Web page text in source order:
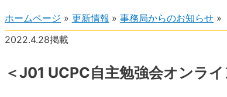
ホームページ 更新情報 事務局からのお知らせ
2022.4.28掲載
＜J01 UCPC自主勉強会オンラ